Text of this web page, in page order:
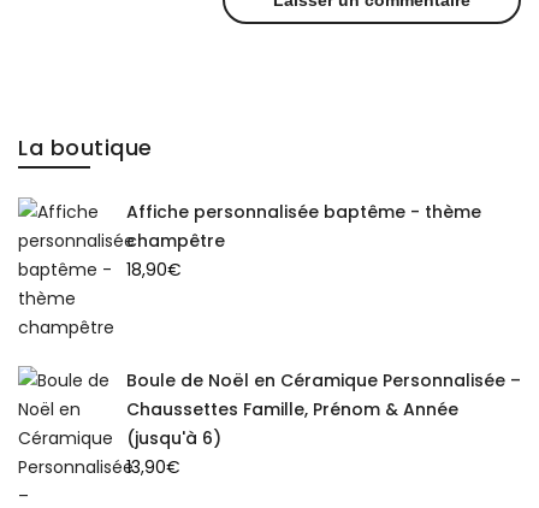
La boutique
Affiche personnalisée baptême - thème
champêtre
18,90€
Boule de Noël en Céramique Personnalisée –
Chaussettes Famille, Prénom & Année
(jusqu'à 6)
13,90€